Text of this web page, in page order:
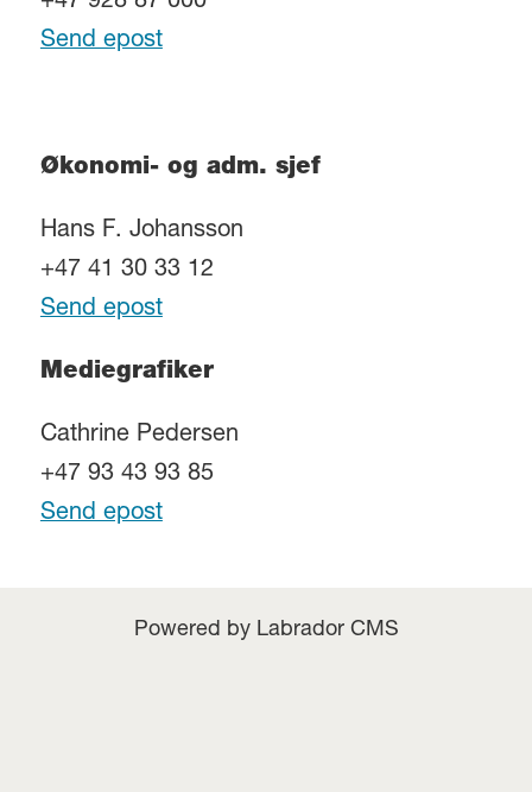
Send epost
Økonomi- og adm. sjef
Hans F. Johansson
+47 41 30 33 12
Send epost
Mediegrafiker
Cathrine Pedersen
+47 93 43 93 85
Send epost
Powered by Labrador CMS